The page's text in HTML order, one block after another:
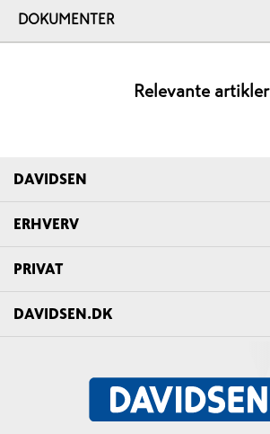
DOKUMENTER
Relevante artikler
DAVIDSEN
ERHVERV
PRIVAT
DAVIDSEN.DK